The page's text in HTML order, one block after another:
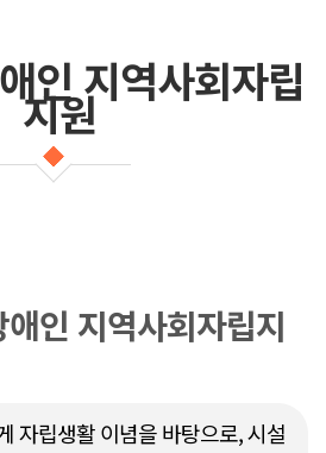
인 지역사회자립
지원
인 지역사회자립지
자립생활 이념을 바탕으로, 시설